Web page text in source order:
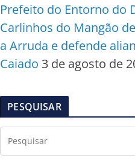
Prefeito do Entorno do
Carlinhos do Mangão
a Arruda e defende
Caiado 3 de agosto de
PESQUISAR